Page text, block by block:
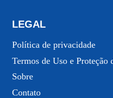
LEGAL
Política de privacidade
Termos de Uso e
Sobre
Contato